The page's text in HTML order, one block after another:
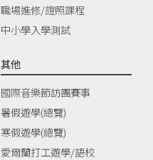
職場進修/證照課程
中小學入學測試
其他
國際音樂節訪團賽事
暑假遊學(總覽)
寒假遊學(總覽)
愛爾蘭打工遊學/語校